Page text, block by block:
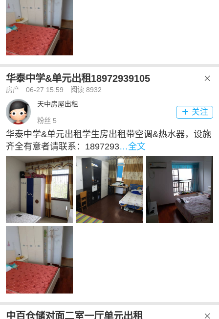
华泰中学&单元出租18972939105 
房产 06-27 15:59
阅读 8932
天中房屋出租
粉丝 5
 关注
华泰中学&单元出租学生房出租带空调&热水器，设施
齐全有意者请联系：1897293…全文
中百仓储对面二室一厅单元出租 